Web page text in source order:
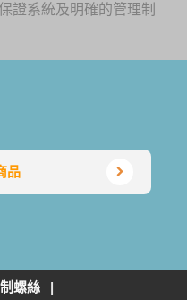
證系統及明確的管理制
品
螺絲